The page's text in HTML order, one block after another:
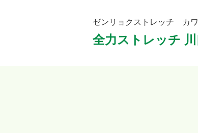
ゼンリョクストレッチ カ
全力ストレッチ 川